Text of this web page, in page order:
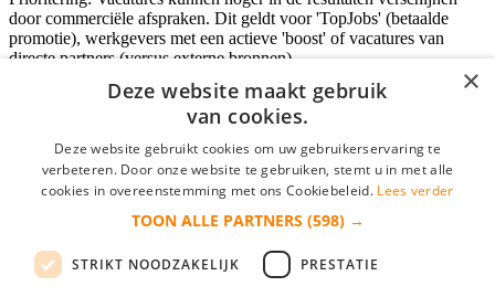
door commerciële afspraken. Dit geldt voor 'TopJobs' (betaalde
promotie), werkgevers met een actieve 'boost' of vacatures van
directe partners (versus externe bronnen).
Inloggen als bedrijf
*
login gegevens onthouden
×
Deze website maakt gebruik
van cookies.
Deze website gebruikt cookies om uw gebruikerservaring te
verbeteren. Door onze website te gebruiken, stemt u in met alle
cookies in overeenstemming met ons Cookiebeleid. Lees verder
TOON ALLE PARTNERS (598) →
STRIKT NOODZAKELIJK PRESTATIE